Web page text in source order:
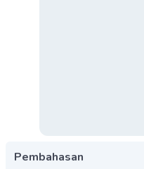
Pembahasan